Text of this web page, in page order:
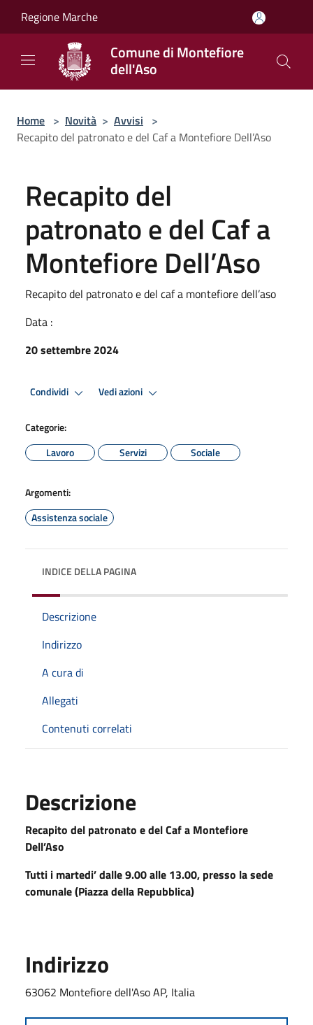
Regione Marche
Comune di Montefiore
dell'Aso
Home > Novità > Avvisi >
Recapito del patronato e del Caf a Montefiore Dell’Aso
Recapito del
patronato e del Caf a
Montefiore Dell’Aso
Recapito del patronato e del caf a montefiore dell’aso
Data :
20 settembre 2024
Condividi Vedi azioni
Categorie:
Lavoro
Servizi Sociale
Argomenti:
Assistenza sociale
INDICE DELLA PAGINA
Descrizione
Indirizzo
A cura di
Allegati
Contenuti correlati
Descrizione
Recapito del patronato e del Caf a Montefiore
Dell’Aso
Tutti i martedi’ dalle 9.00 alle 13.00, presso la sede
comunale (Piazza della Repubblica)
Indirizzo
63062 Montefiore dell'Aso AP, Italia